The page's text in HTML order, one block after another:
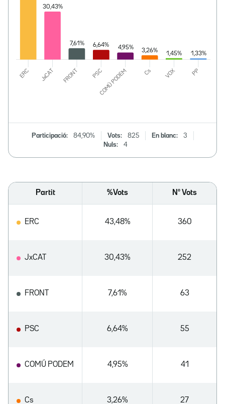
Participació: 84,90% Vots: 825 En blanc:
3
Nuls:
4
Partit %Vots Nº Vots
ERC 43,48% 360
JxCAT 30,43% 252
FRONT 7,61% 63
PSC 6,64% 55
COMÚ PODEM 4,95% 41
Cs 3,26% 27